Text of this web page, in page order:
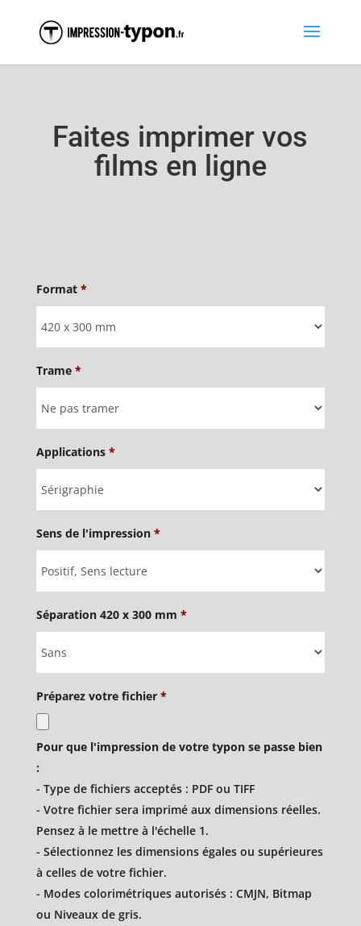
Faites imprimer vos
films en ligne
Format *
Trame *
Applications *
Sens de l'impression *
Séparation 420 x 300 mm *
Préparez votre fichier *
Types
de
fichiers
acceptés
:
pdf,
tiff.
Pour que l'impression de votre typon se passe bien
:
- Type de fichiers acceptés : PDF ou TIFF
- Votre fichier sera imprimé aux dimensions réelles.
Pensez à le mettre à l'échelle 1.
- Sélectionnez les dimensions égales ou supérieures
à celles de votre fichier.
- Modes colorimétriques autorisés : CMJN, Bitmap
ou Niveaux de gris.